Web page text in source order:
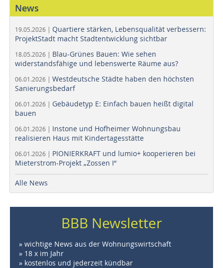
News
19.05.2026 | Quartiere stärken, Lebensqualität verbessern:
ProjektStadt macht Stadtentwicklung sichtbar
18.05.2026 | Blau-Grünes Bauen: Wie sehen
widerstandsfähige und lebenswerte Räume aus?
06.01.2026 | Westdeutsche Städte haben den höchsten
Sanierungsbedarf
06.01.2026 | Gebäudetyp E: Einfach bauen heißt digital
bauen
06.01.2026 | Instone und Hofheimer Wohnungsbau
realisieren Haus mit Kindertagesstätte
06.01.2026 | PIONIERKRAFT und lumio+ kooperieren bei
Mieterstrom-Projekt „Zossen I“
Alle News
BBB Newsletter
» wichtige News aus der Wohnungswirtschaft
» 18 x im Jahr
» kostenlos und jederzeit kündbar